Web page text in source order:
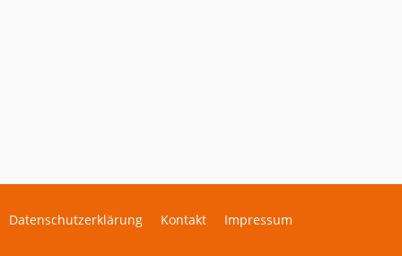
Datenschutzerklärung Kontakt Impressum